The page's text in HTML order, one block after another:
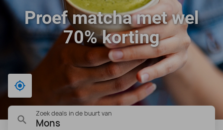
9,4
Ontdek 15.000+ deals
Proef matcha met wel
70% korting
Bij mij in de buurt
Zoek deals in de buurt van
Mons